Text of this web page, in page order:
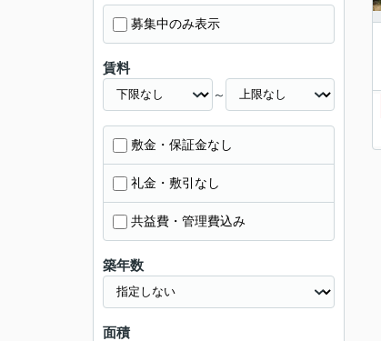
募集中のみ表示
賃料
～
敷金・保証金なし
礼金・敷引なし
共益費・管理費込み
築年数
面積